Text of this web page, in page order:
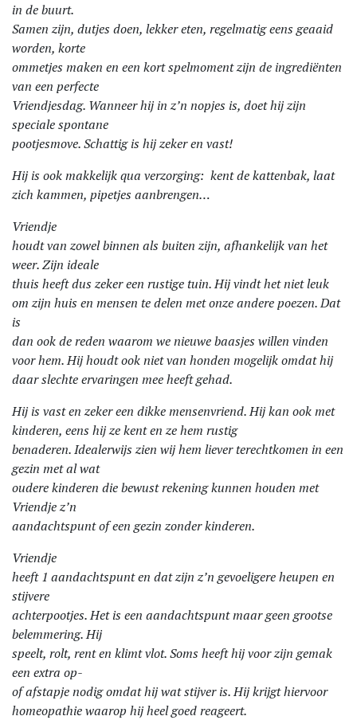
in de buurt.
Samen zijn, dutjes doen, lekker eten, regelmatig eens geaaid
worden, korte
ommetjes maken en een kort spelmoment zijn de ingrediënten
van een perfecte
Vriendjesdag. Wanneer hij in z’n nopjes is, doet hij zijn
speciale spontane
pootjesmove. Schattig is hij zeker en vast!
Hij is ook makkelijk qua verzorging: kent de kattenbak, laat
zich kammen, pipetjes aanbrengen…
Vriendje
houdt van zowel binnen als buiten zijn, afhankelijk van het
weer. Zijn ideale
thuis heeft dus zeker een rustige tuin. Hij vindt het niet leuk
om zijn huis en mensen te delen met onze andere poezen. Dat
is
dan ook de reden waarom we nieuwe baasjes willen vinden
voor hem. Hij houdt ook niet van honden mogelijk omdat hij
daar slechte ervaringen mee heeft gehad.
Hij is vast en zeker een dikke mensenvriend. Hij kan ook met
kinderen, eens hij ze kent en ze hem rustig
benaderen. Idealerwijs zien wij hem liever terechtkomen in een
gezin met al wat
oudere kinderen die bewust rekening kunnen houden met
Vriendje z’n
aandachtspunt of een gezin zonder kinderen.
Vriendje
heeft 1 aandachtspunt en dat zijn z’n gevoeligere heupen en
stijvere
achterpootjes. Het is een aandachtspunt maar geen grootse
belemmering. Hij
speelt, rolt, rent en klimt vlot. Soms heeft hij voor zijn gemak
een extra op-
of afstapje nodig omdat hij wat stijver is. Hij krijgt hiervoor
homeopathie waarop hij heel goed reageert.